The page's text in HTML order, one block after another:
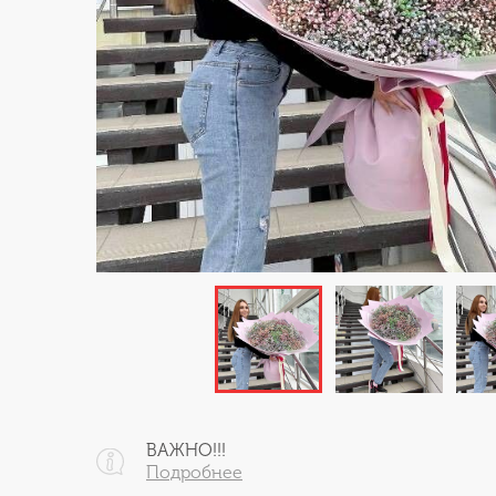
ВАЖНО!!!
Подробнее